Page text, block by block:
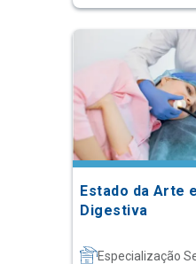
Estado da Arte
Digestiva
Especialização